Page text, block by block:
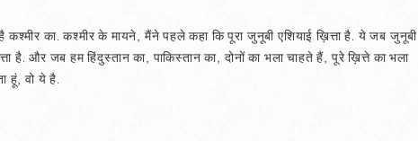
का. कश्मीर के मायने, मैंने पहले कहा कि पूरा जुनूबी एशियाई ख़ित्ता है. ये जब जुनूबी
है. और जब हम हिंदुस्तान का, पाकिस्तान का, दोनों का भला चाहते हैं, पूरे ख़ित्ते का भला
हूं, वो ये है.